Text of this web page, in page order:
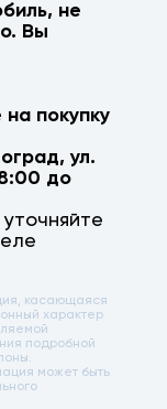
не
Вы
покупку
,ул.
до
касающаяся
характер
подробной
может быть